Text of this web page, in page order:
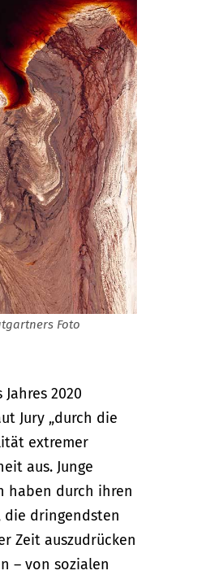
Foto
2020
Jury „durch die
extremer
aus. Junge
haben durch ihren
die dringendsten
Zeit auszudrücken
– von sozialen